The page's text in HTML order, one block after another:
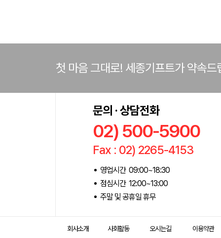
첫 마음 그대로! 세종기프트가 약속드
문의 · 상담전화
02) 500-5900
Fax : 02) 2265-4153
영업시간 09:00~18:30
점심시간 12:00~13:00
주말 및 공휴일 휴무
회사소개 사회활동 오시는길 이용약관